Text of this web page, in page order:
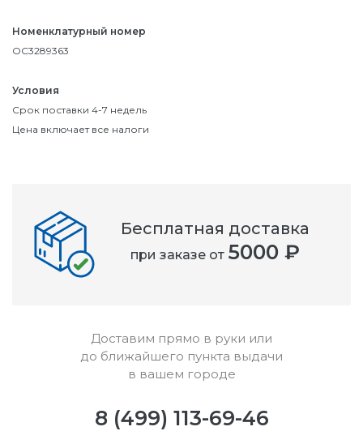
Номенклатурный номер
OC3289363
Условия
Срок поставки 4-7 недель
Цена включает все налоги
Бесплатная доставка
при заказе от 5000 ₽
Доставим прямо в руки или
до ближайшего пункта выдачи
в вашем городе
8 (499) 113-69-46